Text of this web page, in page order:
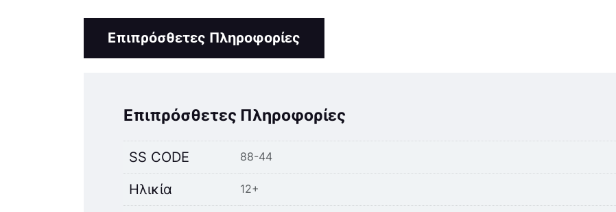
Επιπρόσθετες Πληροφορίες
Επιπρόσθετες Πληροφορίες
SS CODE 88-44
Ηλικία 12+